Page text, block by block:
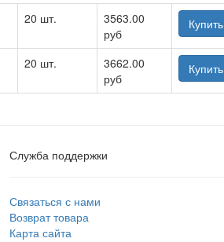
20 шт.
3563.00
руб
Купить
20 шт.
3662.00
руб
Купить
Служба поддержки
Связаться с нами
Возврат товара
Карта сайта